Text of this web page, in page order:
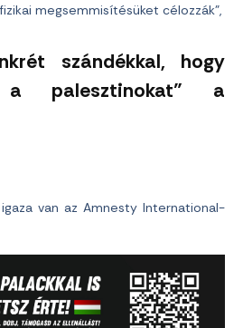
megsemmisítésüket célozzák”,
szándékkal, hogy
a palesztinokat” a
van az Amnesty International-